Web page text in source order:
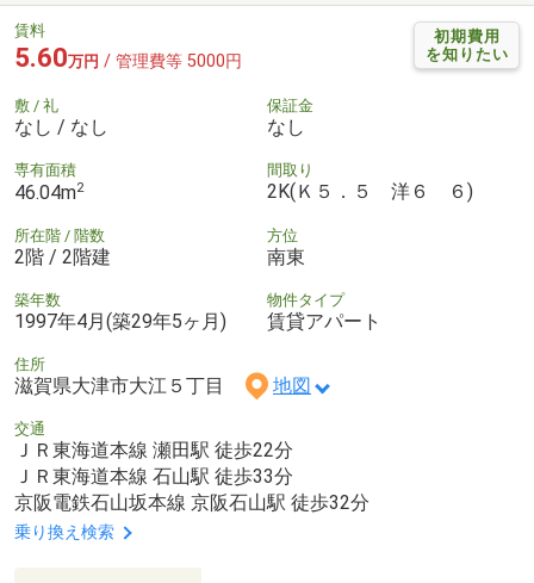
初期費用
を知りたい
賃料
5.60万円 / 管理費等 5000円
敷 / 礼
なし / なし
保証金
なし
専有面積
46.04m2
間取り
2K(Ｋ５．５ 洋６ ６)
所在階 / 階数
2階 / 2階建
方位
南東
築年数
1997年4月(築29年5ヶ月)
物件タイプ
賃貸アパート
住所
滋賀県大津市大江５丁目 地図
交通
ＪＲ東海道本線 瀬田駅 徒歩22分
ＪＲ東海道本線 石山駅 徒歩33分
京阪電鉄石山坂本線 京阪石山駅 徒歩32分
乗り換え検索